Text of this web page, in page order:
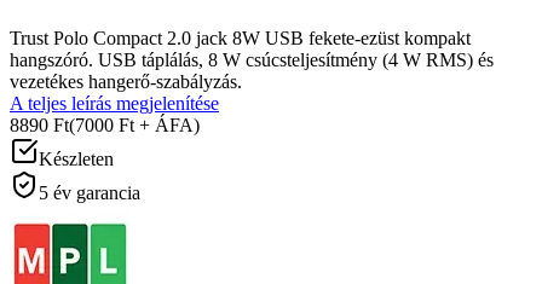
Trust Polo Compact 2.0 jack 8W USB fekete-ezüst kompakt
hangszóró. USB táplálás, 8 W csúcsteljesítmény (4 W RMS) és
vezetékes hangerő-szabályzás.
A teljes leírás megjelenítése
8890 Ft(7000 Ft + ÁFA)
Készleten
5 év garancia